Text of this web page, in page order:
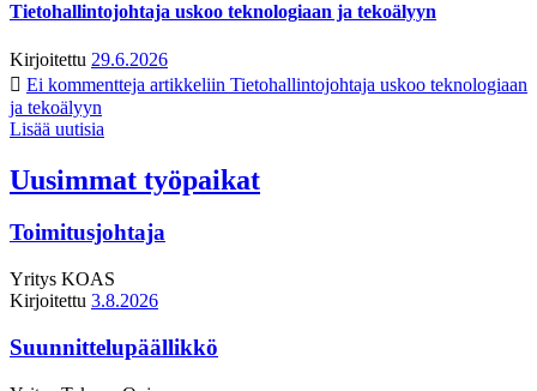
Tietohallintojohtaja uskoo teknologiaan ja tekoälyyn
Kirjoitettu 29.6.2026
Ei kommentteja artikkeliin Tietohallintojohtaja uskoo teknologiaan
ja tekoälyyn
Lisää uutisia
Uusimmat työpaikat
Toimitusjohtaja
Yritys KOAS
Kirjoitettu 3.8.2026
Suunnittelupäällikkö